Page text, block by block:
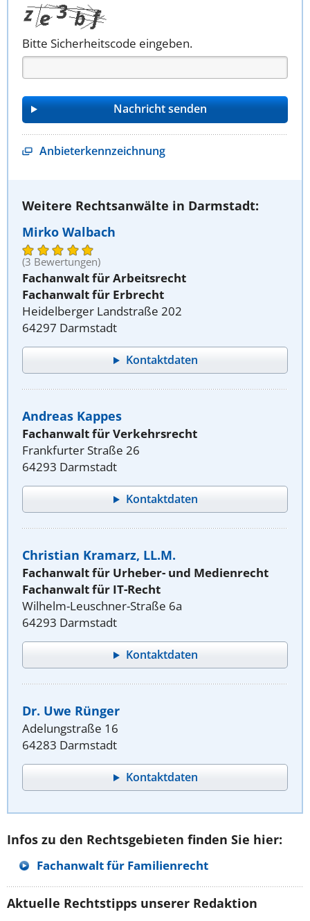
Bitte Sicherheitscode eingeben.
Anbieterkennzeichnung
Weitere Rechtsanwälte in Darmstadt:
Mirko Walbach
(3 Bewertungen)
Fachanwalt für Arbeitsrecht
Fachanwalt für Erbrecht
Heidelberger Landstraße 202
64297 Darmstadt
Kontaktdaten
Andreas Kappes
Fachanwalt für Verkehrsrecht
Frankfurter Straße 26
64293 Darmstadt
Kontaktdaten
Christian Kramarz, LL.M.
Fachanwalt für Urheber- und Medienrecht
Fachanwalt für IT-Recht
Wilhelm-Leuschner-Straße 6a
64293 Darmstadt
Kontaktdaten
Dr. Uwe Rünger
Adelungstraße 16
64283 Darmstadt
Kontaktdaten
Infos zu den Rechtsgebieten finden Sie hier:
Fachanwalt für Familienrecht
Aktuelle Rechtstipps unserer Redaktion